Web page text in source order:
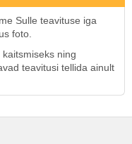
Sulle teavituse iga
foto.
ning
teavitusi tellida ainult